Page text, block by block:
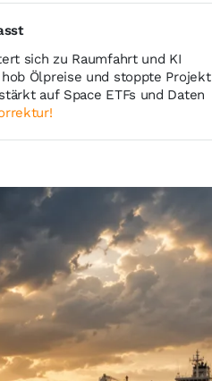
sich zu Raumfahrt und KI
Ölpreise und stoppte Projekt
auf Space ETFs und Daten